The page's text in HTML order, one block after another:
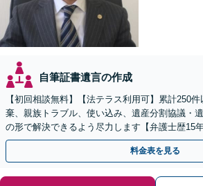
自筆証書遺言の作成
【初回相談無料】【法テラス利用可】累計250
棄、親族トラブル、使い込み、遺産分割協議・
の形で解決できるよう尽力します【弁護士歴15
不動産鑑定士・税理士などとも連携【久屋大通
料金表を見る